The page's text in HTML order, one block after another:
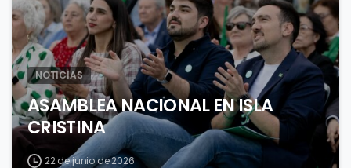
NOTICIAS
ASAMBLEA NACIONAL EN ISLA
CRISTINA
22 de junio de 2026